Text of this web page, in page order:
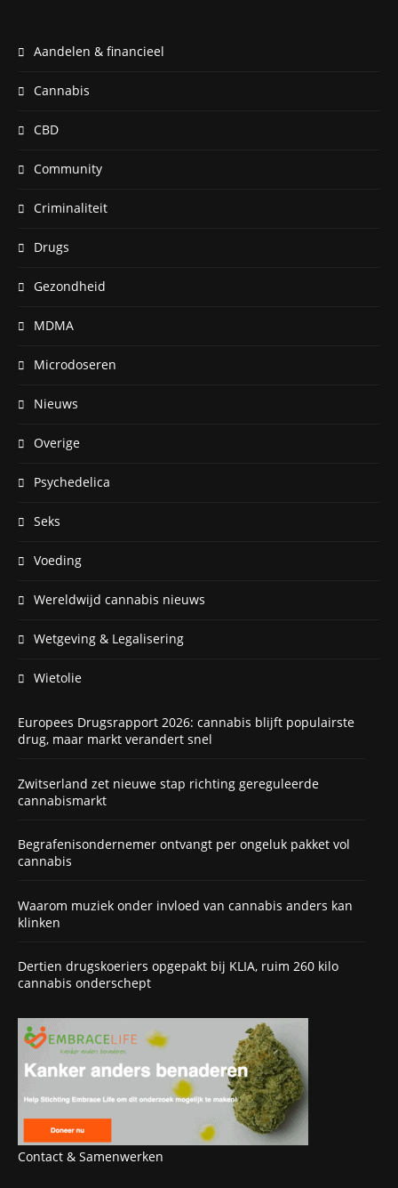
Aandelen & financieel
Cannabis
CBD
Community
Criminaliteit
Drugs
Gezondheid
MDMA
Microdoseren
Nieuws
Overige
Psychedelica
Seks
Voeding
Wereldwijd cannabis nieuws
Wetgeving & Legalisering
Wietolie
Europees Drugsrapport 2026: cannabis blijft populairste
drug, maar markt verandert snel
Zwitserland zet nieuwe stap richting gereguleerde
cannabismarkt
Begrafenisondernemer ontvangt per ongeluk pakket vol
cannabis
Waarom muziek onder invloed van cannabis anders kan
klinken
Dertien drugskoeriers opgepakt bij KLIA, ruim 260 kilo
cannabis onderschept
Contact & Samenwerken